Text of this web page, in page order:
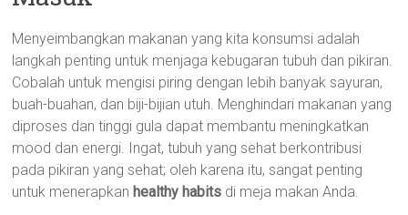
Menyeimbangkan makanan yang kita konsumsi adalah
langkah penting untuk menjaga kebugaran tubuh dan pikiran.
Cobalah untuk mengisi piring dengan lebih banyak sayuran,
buah-buahan, dan biji-bijian utuh. Menghindari makanan yang
diproses dan tinggi gula dapat membantu meningkatkan
mood dan energi. Ingat, tubuh yang sehat berkontribusi
pada pikiran yang sehat; oleh karena itu, sangat penting
untuk menerapkan healthy habits di meja makan Anda.